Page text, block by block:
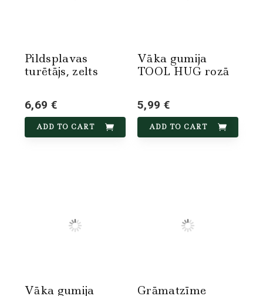
Pildsplavas
turētājs, zelts
6,69 €
ADD TO CART
Vāka gumija
TOOL HUG rozā
5,99 €
ADD TO CART
Vāka gumija
Grāmatzīme